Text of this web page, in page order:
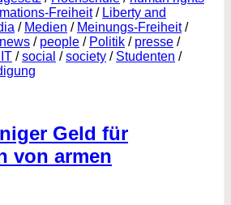
Freiheit/ Liberty and
/ Medien / Meinungs-Freiheit/
news / people / Politik / presse /
/social /society / Studenten /
Geld für
von armen